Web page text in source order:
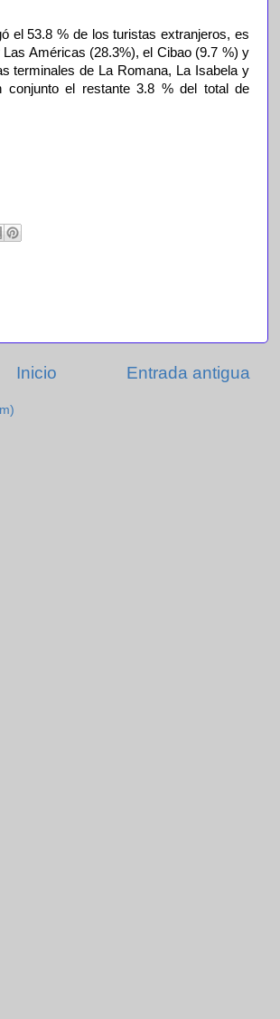
el 53.8 % de los turistas extranjeros, es
Américas (28.3%), el Cibao (9.7 %) y
terminales de La Romana, La Isabela y
conjunto el restante 3.8 % del total de
Entrada antigua
Inicio